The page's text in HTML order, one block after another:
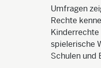
Umfragen
Rechte
Kinderrechte
spielerische
Schulen und